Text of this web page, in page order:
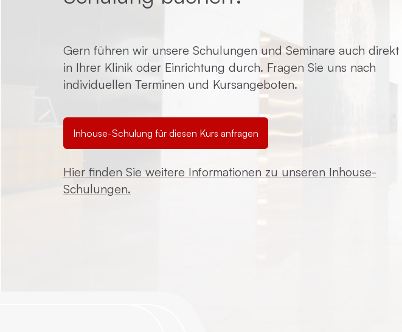
Gern führen wir unsere Schulungen und Seminare auch direkt
in Ihrer Klinik oder Einrichtung durch. Fragen Sie uns nach
individuellen Terminen und Kursangeboten.
Inhouse-Schulung für diesen Kurs anfragen
Hier finden Sie weitere Informationen zu unseren Inhouse-
Schulungen.